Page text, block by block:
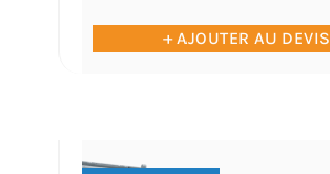
+ AJOUTER AU DEVIS